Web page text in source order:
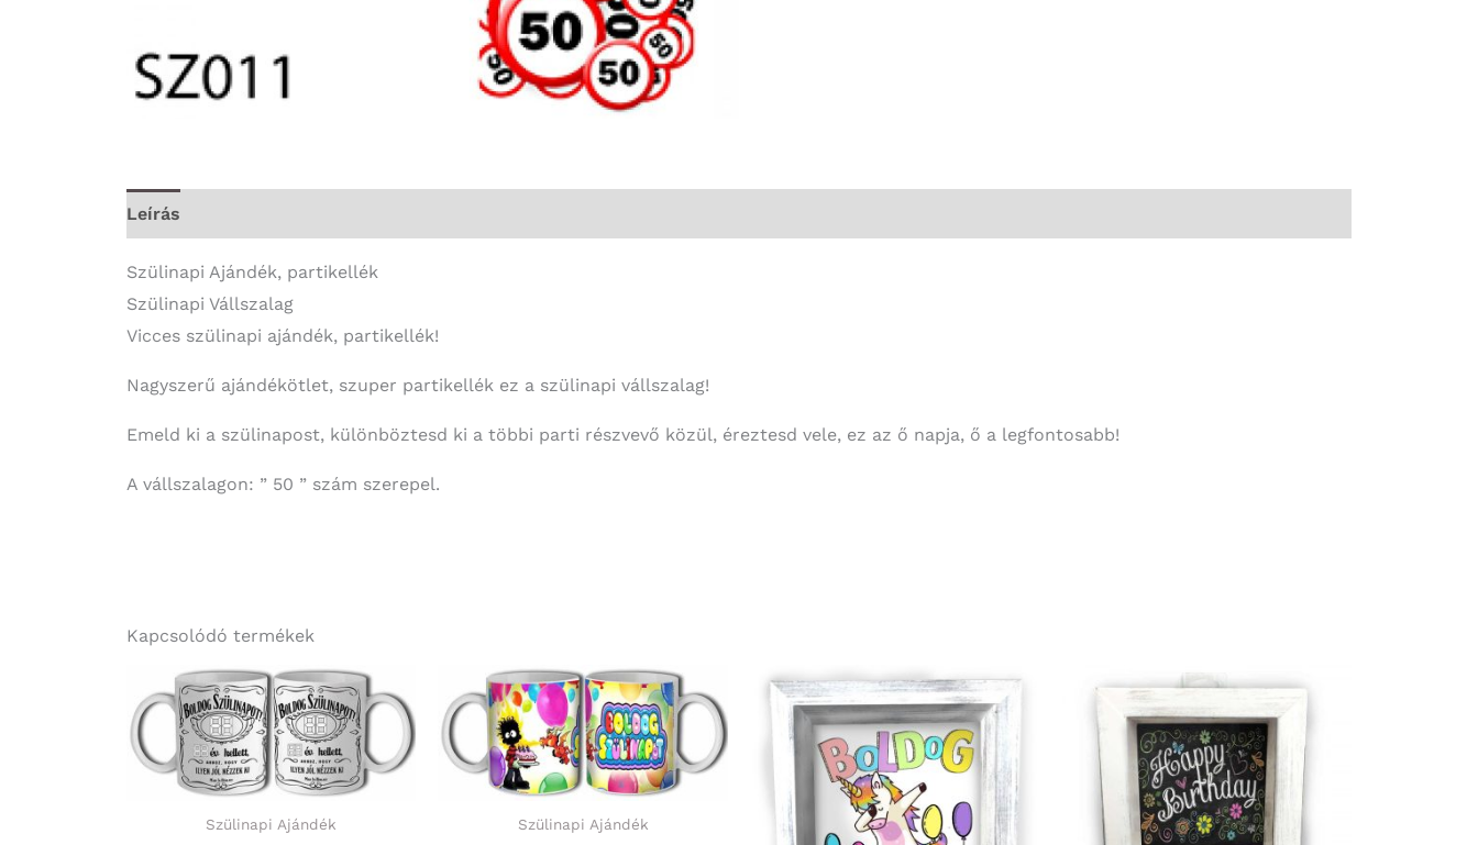
Leírás
Szülinapi Ajándék, partikellék
Szülinapi Vállszalag
Vicces szülinapi ajándék, partikellék!
Nagyszerű ajándékötlet, szuper partikellék ez a szülinapi vállszalag!
Emeld ki a szülinapost, különböztesd ki a többi parti részvevő közül, éreztesd vele, ez az ő napja, ő a legfontosabb!
A vállszalagon: ” 50 ” szám szerepel.
Kapcsolódó termékek
Szülinapi Ajándék Szülinapi Ajándék